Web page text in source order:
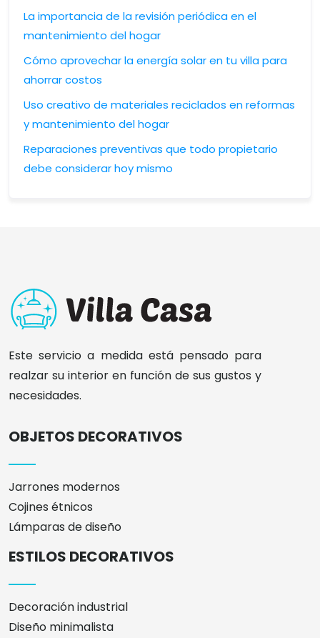
La importancia de la revisión periódica en el
mantenimiento del hogar
Cómo aprovechar la energía solar en tu villa para
ahorrar costos
Uso creativo de materiales reciclados en reformas
y mantenimiento del hogar
Reparaciones preventivas que todo propietario
debe considerar hoy mismo
Este servicio a medida está pensado para
realzar su interior en función de sus gustos y
necesidades.
OBJETOS DECORATIVOS
Jarrones modernos
Cojines étnicos
Lámparas de diseño
ESTILOS DECORATIVOS
Decoración industrial
Diseño minimalista